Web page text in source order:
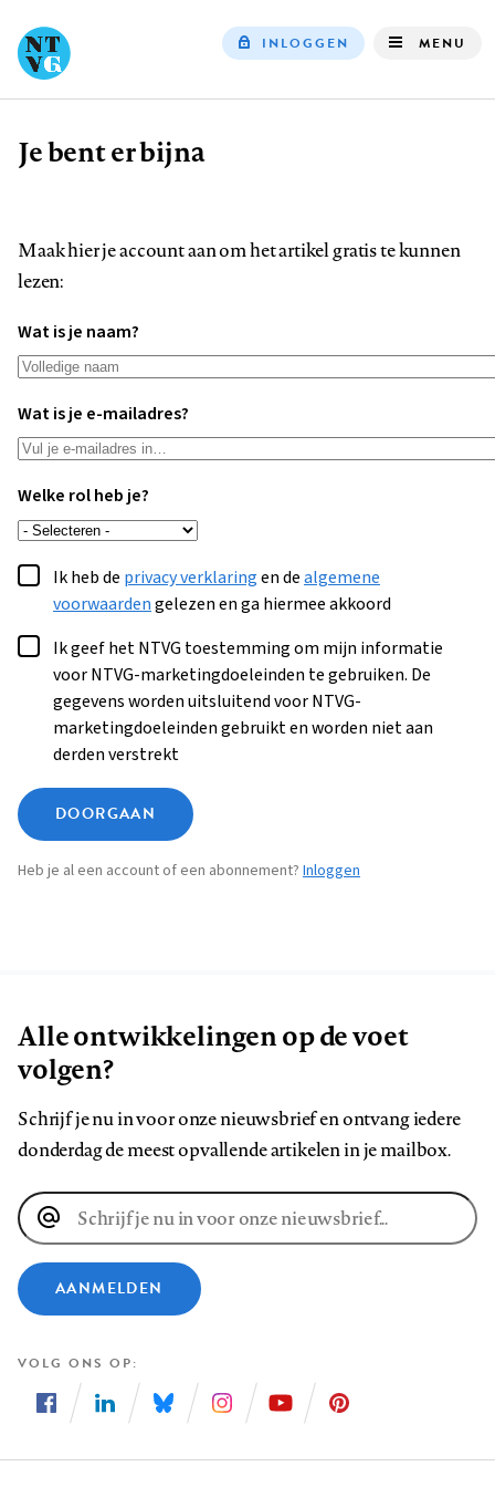
INLOGGEN MENU
Kruimelpad
Je bent er bijna
Maak hier je account aan om het artikel gratis te kunnen
lezen:
Wat is je naam?
Wat is je e-mailadres?
Welke rol heb je?
Ik heb de privacy verklaringen dealgemene
voorwaardengelezen en ga hiermee akkoord
Ik geef het NTVG toestemming om mijn informatie
voor NTVG-marketingdoeleinden te gebruiken. De
gegevens worden uitsluitend voor NTVG-
marketingdoeleinden gebruikt en worden niet aan
derden verstrekt
DOORGAAN
Heb je al een account of een abonnement? Inloggen
Alle ontwikkelingen op de voet
volgen?
Schrijf je nu in voor onze nieuwsbrief en ontvang iedere
donderdag de meest opvallende artikelen in je mailbox.
E-
mailadres
AANMELDEN
VOLG ONS OP
ons
ons
ons
ons
ons
ons